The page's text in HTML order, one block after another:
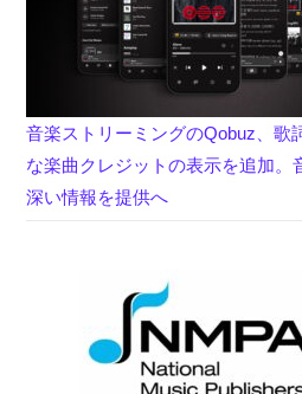
音楽ストリーミングのQobuz、歌
な楽曲クレジットの表示を追加。
深い情報を提供へ